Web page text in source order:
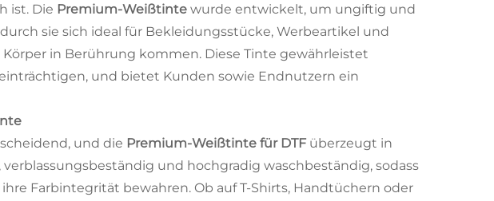
ist. Die Premium-Weißtinte wurde entwickelt, um ungiftig und
sie sich ideal für Bekleidungsstücke, Werbeartikel und
in Berührung kommen. Diese Tinte gewährleistet
und bietet Kunden sowie Endnutzern ein
und die Premium-Weißtinte für DTF überzeugt in
und hochgradig waschbeständig, sodass
Farbintegrität bewahren. Ob auf T-Shirts, Handtüchern oder